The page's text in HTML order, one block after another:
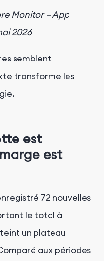
Monitor – App
2026
semblent
transforme les
est
est
72 nouvelles
le total à
un plateau
aux périodes